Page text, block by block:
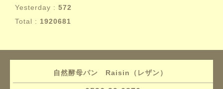
Yesterday : 572
Total : 1920681
自然酵母パン Raisin（レザン）